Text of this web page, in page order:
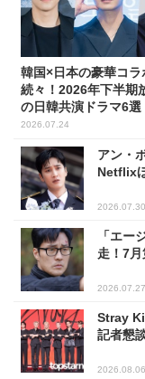
韓国×日本の豪華コラ
続々！2026年下半期
の日韓共演ドラマ6選
2026.07.24
アン・
Netflix
2026.07.30
「エー
走！7
2026.07.27
Stray
記者懇
2026.08.06